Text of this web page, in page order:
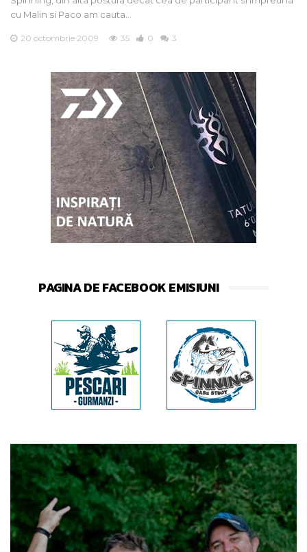
cu Malin si Paco am cauta…
20 octombrie 2009 35 0 3
PAGINA DE FACEBOOK EMISIUNI